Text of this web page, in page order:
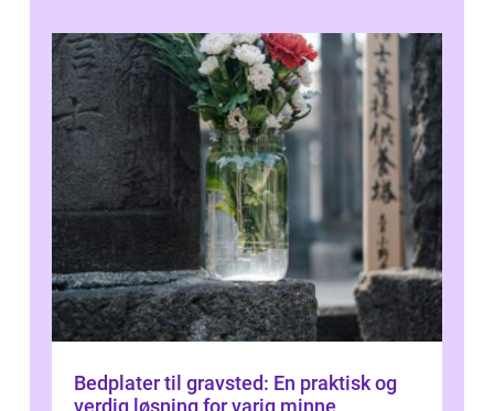
Bedplater til gravsted: En praktisk og
verdig løsning for varig minne